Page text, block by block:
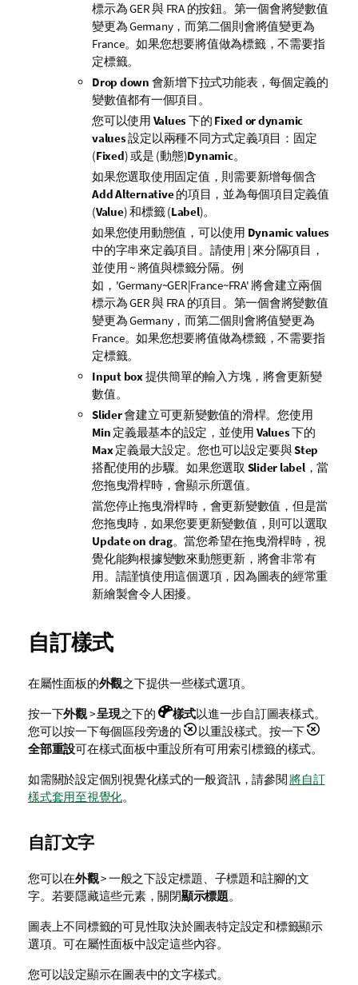
標示為GER與 FRA的按鈕。第一個會將變數值
變更為Germany，而第二個則會將值變更為
France。如果您想要將值做為標籤，不需要指
定標籤。
Drop down 會新增下拉式功能表，每個定義的
變數值都有一個項目。
您可以使用 Values下的 Fixed or dynamic
values設定以兩種不同方式定義項目：固定
(Fixed) 或是 (動態)Dynamic。
如果您選取使用固定值，則需要新增每個含
Add Alternative的項目，並為每個項目定義值
(Value) 和標籤 (Label)。
如果您使用動態值，可以使用 Dynamic values
中的字串來定義項目。請使用 | 來分隔項目，
並使用 ~ 將值與標籤分隔。例
如， 'Germany~GER|France~FRA'將會建立兩個
標示為GER與 FRA的項目。第一個會將變數值
變更為Germany，而第二個則會將值變更為
France。如果您想要將值做為標籤，不需要指
定標籤。
Input box提供簡單的輸入方塊，將會更新變
數值。
Slider會建立可更新變數值的滑桿。您使用
Min 定義最基本的設定，並使用 Values下的
Max定義最大設定。您也可以設定要與Step
搭配使用的步驟。如果您選取 Slider label，當
您拖曳滑桿時，會顯示所選值。
當您停止拖曳滑桿時，會更新變數值，但是當
您拖曳時，如果您要更新變數值，則可以選取
Update on drag。當您希望在拖曳滑桿時，視
覺化能夠根據變數來動態更新，將會非常有
用。請謹慎使用這個選項，因為圖表的經常重
新繪製會令人困擾。
自訂樣式
在屬性面板的外觀之下提供一些樣式選項。
按一下外觀>呈現之下的 樣式以進一步自訂圖表樣式。
您可以按一下每個區段旁邊的
以重設樣式。按一下
全部重設可在樣式面板中重設所有可用索引標籤的樣式。
如需關於設定個別視覺化樣式的一般資訊，請參閱將自訂
樣式套用至視覺化。
自訂文字
您可以在外觀> 一般之下設定標題、子標題和註腳的文
字。若要隱藏這些元素，關閉顯示標題。
圖表上不同標籤的可見性取決於圖表特定設定和標籤顯示
選項。可在屬性面板中設定這些內容。
您可以設定顯示在圖表中的文字樣式。